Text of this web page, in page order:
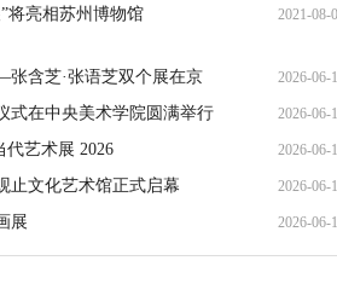
亮相苏州博物馆 2021-08-
含芝·张语芝双个展在京
2026-06-
式在中央美术学院圆满举行 2026-06-
代艺术展 2026 2026-06-
止文化艺术馆正式启幕 2026-06-
展 2026-06-